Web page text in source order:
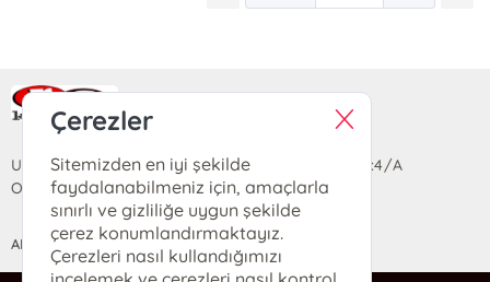
Ra Yayın Kitabevi
Uzun Sokak Saray Çarşısı Lara Sineması Girişi No:4/A
Ortahisar/TRABZON
ANASAYFA YARDIM İLETİŞİM
Çerezler
Sitemizden en iyi şekilde
faydalanabilmeniz için, amaçlarla
sınırlı ve gizliliğe uygun şekilde
çerez konumlandırmaktayız.
Çerezleri nasıl kullandığımızı